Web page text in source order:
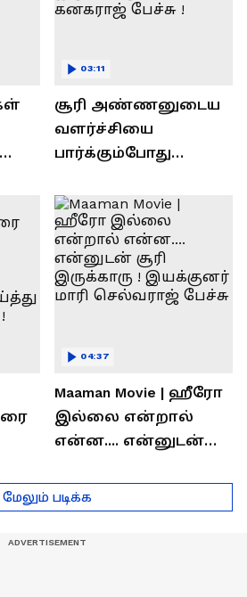
சூரி அண்ணனுடைய
வளர்ச்சியை
பார்க்கும்போது
இருக்கிறது !
லோகேஷ் கனகராஜ்
பேச்சு !
03:11
Maaman Movie | ஹீரோ
இல்லை என்றால்
என்ன.... என்னுடன்
இயக்குனர் மாரி
செல்வராஜ் பேச்சு
04:37
மேலும் படிக்க